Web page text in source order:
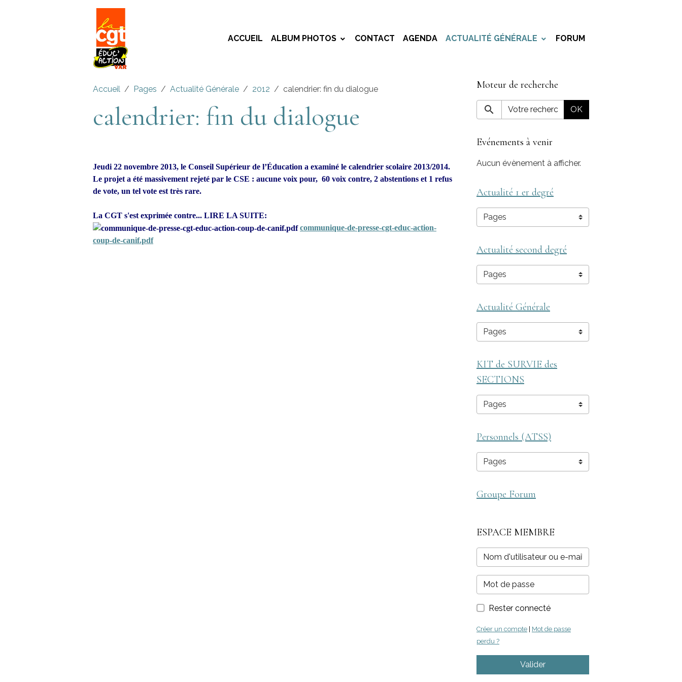
ACCUEIL ALBUM PHOTOS CONTACT AGENDA ACTUALITÉ GÉNÉRALE FORUM
Accueil Pages Actualité Générale 2012 calendrier: fin du dialogue
calendrier: fin du dialogue
Jeudi 22 novembre 2013, le Conseil Supérieur de l’Éducation a examiné le calendrier scolaire 2013/2014.
Le projet a été massivement rejeté par le CSE : aucune voix pour, 60 voix contre, 2 abstentions et 1 refus
de vote, un tel vote est très rare.
La CGT s'est exprimée contre... LIRE LA SUITE:
communique-de-presse-cgt-educ-action-
coup-de-canif.pdf
Moteur de recherche
OK
Evénements à venir
Aucun évènement à afficher.
Actualité 1 er degré
Actualité second degré
Actualité Générale
KIT de SURVIE des
SECTIONS
Personnels (ATSS)
Groupe Forum
ESPACE MEMBRE
Rester connecté
Créer un compte
Mot de passe
perdu ?
Valider